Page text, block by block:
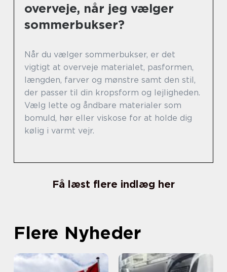
overveje, når jeg vælger
sommerbukser?
Når du vælger sommerbukser, er det
vigtigt at overveje materialet, pasformen,
længden, farver og mønstre samt den stil,
der passer til din kropsform og lejligheden.
Vælg lette og åndbare materialer som
bomuld, hør eller viskose for at holde dig
kølig i varmt vejr.
Få læst flere indlæg her
Flere Nyheder